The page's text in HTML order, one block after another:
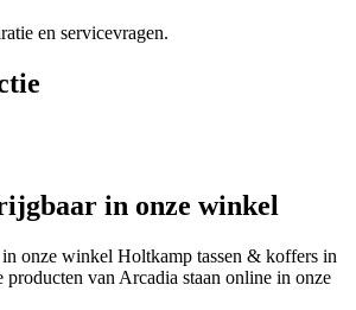
en servicevragen.
in onze winkel
onze winkel Holtkamp tassen & koffers in
van Arcadia staan online in onze